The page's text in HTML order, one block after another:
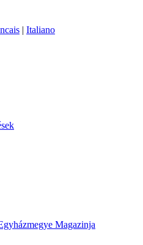
| Italiano
Magazinja